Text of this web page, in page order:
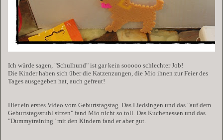
Ich würde sagen, "Schulhund" ist gar kein sooooo schlechter Job!
Die Kinder haben sich über die Katzenzungen, die Mio ihnen zur Feier des
Tages ausgegeben hat, auch gefreut!
Hier ein erstes Video vom Geburtstagstag. Das Liedsingen und das "auf dem
Geburtstagsstuhl sitzen" fand Mio nicht so toll. Das Kuchenessen und das
"Dummytraining" mit den Kindern fand er aber gut.